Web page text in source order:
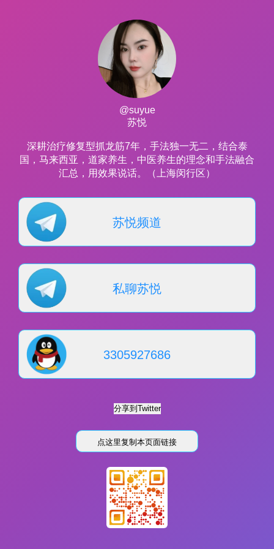
@suyue
苏悦
深耕治疗修复型抓龙筋7年，手法独一无二，结合泰
国，马来西亚，道家养生，中医养生的理念和手法融合
汇总，用效果说话。（上海闵行区）
苏悦频道
私聊苏悦
3305927686
点这里复制本页面链接